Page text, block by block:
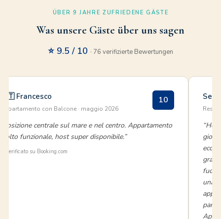
ÜBER 9 JAHRE ZUFRIEDENE GÄSTE
Was unsere Gäste über uns sagen
⭐ 9.5 / 10 · 76 verifizierte Bewertungen
🇮🇹 Francesco
Appartamento con Balcone · maggio 2026
10
“Posizione centrale sul mare e nel centro. Appartamento
molto funzionale, host super disponibile.”
✅ Verificato su Booking.com
“Ho
fuori.
una
parte